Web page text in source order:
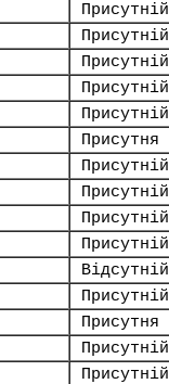
Присутній
Присутній
Присутній
Присутній
Присутній
Присутня
Присутній
Присутній
Присутній
Присутній
Відсутній
Присутній
Присутня
Присутній
Присутній